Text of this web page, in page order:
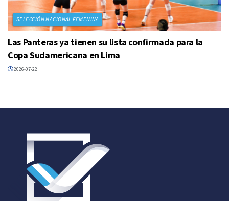
SELECCIÓN NACIONAL FEMENINA
Las Panteras ya tienen su lista confirmada para la
Copa Sudamericana en Lima
2026-07-22